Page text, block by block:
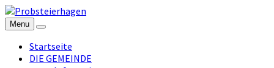
Menu
Startseite
DIE GEMEINDE